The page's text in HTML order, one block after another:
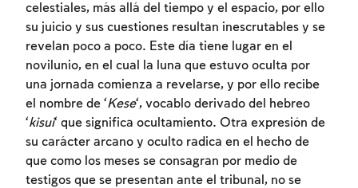
celestiales, más allá del tiempo y el espacio, por ello
su juicio y sus cuestiones resultan inescrutables y se
revelan poco a poco. Este día tiene lugar en el
novilunio, en el cual la luna que estuvo oculta por
una jornada comienza a revelarse, y por ello recibe
el nombre de ‘Kese‘, vocablo derivado del hebreo
‘kisui‘ que significa ocultamiento. Otra expresión de
su carácter arcano y oculto radica en el hecho de
que como los meses se consagran por medio de
testigos que se presentan ante el tribunal, no se